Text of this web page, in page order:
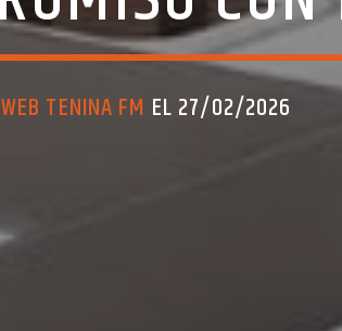
TENINA FM EL 27/02/2026